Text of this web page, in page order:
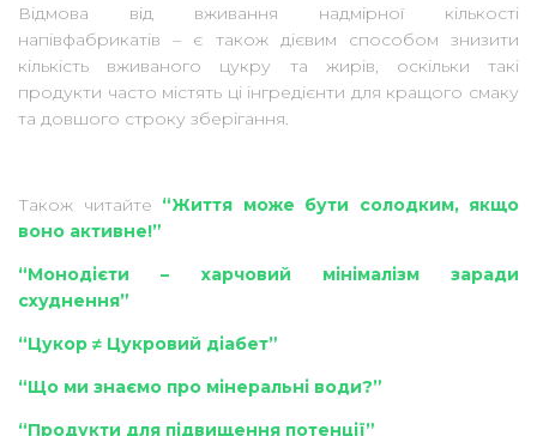
Відмова від вживання надмірної кількості
напівфабрикатів – є також дієвим способом знизити
кількість вживаного цукру та жирів, оскільки такі
продукти часто містять ці інгредієнти для кращого смаку
та довшого строку зберігання.
Також читайте “Життя може бути солодким, якщо
воно активне!”
“Монодієти – харчовий мінімалізм заради
схуднення”
“Цукор ≠ Цукровий діабет”
“Що ми знаємо про мінеральні води?”
“Продукти для підвищення потенції”